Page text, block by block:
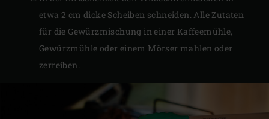
etwa 2 cm dicke Scheiben schneiden. Alle Zutaten
für die Gewürzmischung in einer Kaffeemühle,
Gewürzmühle oder einem Mörser mahlen oder
zerreiben.